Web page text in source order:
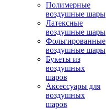
Полимерные
воздушные шары
Латексные
воздушные шары
Фольгированные
воздушные шары
Букеты из
воздушных
шаров
Аксессуары для
воздушных
шаров